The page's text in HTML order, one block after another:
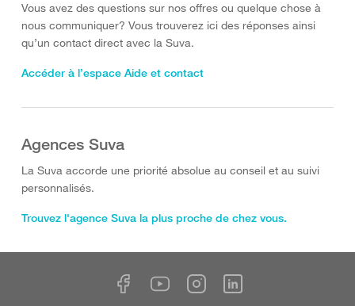
Vous avez des questions sur nos offres ou quelque chose à
nous communiquer? Vous trouverez ici des réponses ainsi
qu’un contact direct avec la Suva.
Accéder à l’espace Aide et contact
Agences Suva
La Suva accorde une priorité absolue au conseil et au suivi
personnalisés.
Trouvez l'agence Suva la plus proche de chez vous.